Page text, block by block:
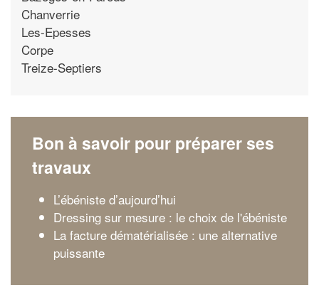
Chanverrie
Les-Epesses
Corpe
Treize-Septiers
Bon à savoir pour préparer ses
travaux
L’ébéniste d’aujourd’hui
Dressing sur mesure : le choix de l'ébéniste
La facture dématérialisée : une alternative
puissante